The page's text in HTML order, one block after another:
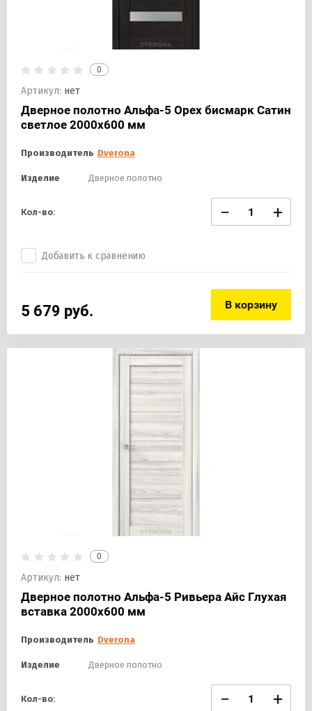
0
Артикул: нет
Дверное полотно Альфа-5 Орех бисмарк Сатин
светлое 2000х600 мм
Производитель Dverona
Изделие Дверное полотно
Кол-во: − +
Добавить к сравнению
5 679 руб. В корзину
0
Артикул: нет
Дверное полотно Альфа-5 Ривьера Айс Глухая
вставка 2000х600 мм
Производитель Dverona
Изделие Дверное полотно
Кол-во: − +